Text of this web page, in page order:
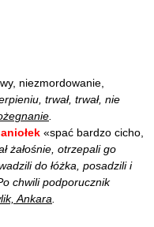
niezmordowanie,
trwał, trwał, nie
«spać bardzo cicho,
żałośnie, otrzepali go
do łóżka, posadzili i
chwili podporucznik
Ankara